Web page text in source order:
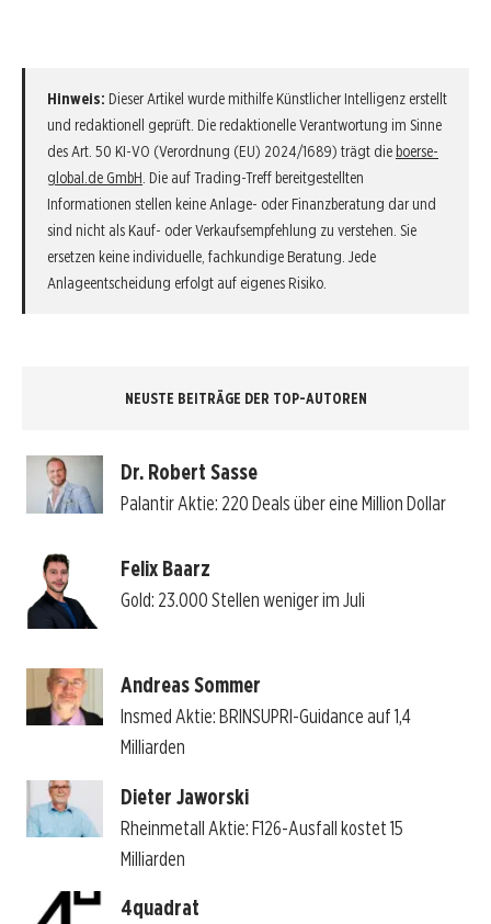
Hinweis: Dieser Artikel wurde mithilfe Künstlicher Intelligenz erstellt
und redaktionell geprüft. Die redaktionelle Verantwortung im Sinne
des Art. 50 KI-VO (Verordnung (EU) 2024/1689) trägt die boerse-
global.de GmbH. Die auf Trading-Treff bereitgestellten
Informationen stellen keine Anlage- oder Finanzberatung dar und
sind nicht als Kauf- oder Verkaufsempfehlung zu verstehen. Sie
ersetzen keine individuelle, fachkundige Beratung. Jede
Anlageentscheidung erfolgt auf eigenes Risiko.
NEUSTE BEITRÄGE DER TOP-AUTOREN
Dr. Robert Sasse
Palantir Aktie: 220 Deals über eine Million Dollar
Felix Baarz
Gold: 23.000 Stellen weniger im Juli
Andreas Sommer
Insmed Aktie: BRINSUPRI-Guidance auf 1,4
Milliarden
Dieter Jaworski
Rheinmetall Aktie: F126-Ausfall kostet 15
Milliarden
4quadrat